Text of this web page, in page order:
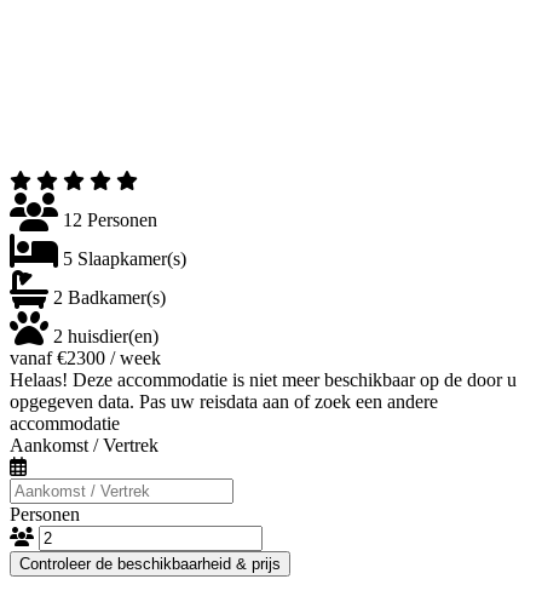
12 Personen
5 Slaapkamer(s)
2 Badkamer(s)
2 huisdier(en)
vanaf €2300 / week
Helaas! Deze accommodatie is niet meer beschikbaar op de door u
opgegeven data. Pas uw reisdata aan of zoek een andere
accommodatie
Aankomst / Vertrek
Personen
Controleer de beschikbaarheid & prijs